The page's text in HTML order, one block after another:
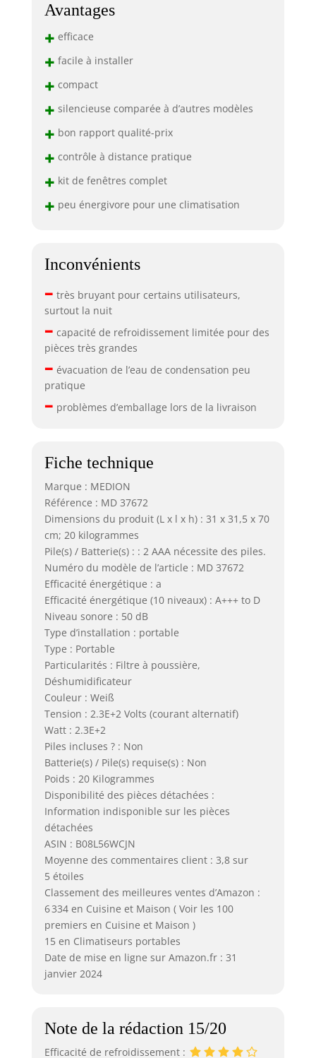
Avantages
+ efficace
+ facile à installer
+ compact
+ silencieuse comparée à d’autres modèles
+ bon rapport qualité-prix
+ contrôle à distance pratique
+ kit de fenêtres complet
+ peu énergivore pour une climatisation
Inconvénients
– très bruyant pour certains utilisateurs,
surtout la nuit
– capacité de refroidissement limitée pour des
pièces très grandes
– évacuation de l’eau de condensation peu
pratique
– problèmes d’emballage lors de la livraison
Fiche technique
Marque : MEDION
Référence : MD 37672
Dimensions du produit (L x l x h) : 31 x 31,5 x 70
cm; 20 kilogrammes
Pile(s) / Batterie(s) : : 2 AAA nécessite des piles.
Numéro du modèle de l’article : MD 37672
Efficacité énergétique : a
Efficacité énergétique (10 niveaux) : A+++ to D
Niveau sonore : 50 dB
Type d’installation : portable
Type : Portable
Particularités : Filtre à poussière,
Déshumidificateur
Couleur : Weiß
Tension : 2.3E+2 Volts (courant alternatif)
Watt : 2.3E+2
Piles incluses ? : Non
Batterie(s) / Pile(s) requise(s) : Non
Poids : 20 Kilogrammes
Disponibilité des pièces détachées :
Information indisponible sur les pièces
détachées
ASIN : B08L56WCJN
Moyenne des commentaires client : 3,8 sur
5 étoiles
Classement des meilleures ventes d’Amazon :
6 334 en Cuisine et Maison ( Voir les 100
premiers en Cuisine et Maison )
15 en Climatiseurs portables
Date de mise en ligne sur Amazon.fr : 31
janvier 2024
Note de la rédaction 15/20
Efficacité de refroidissement :